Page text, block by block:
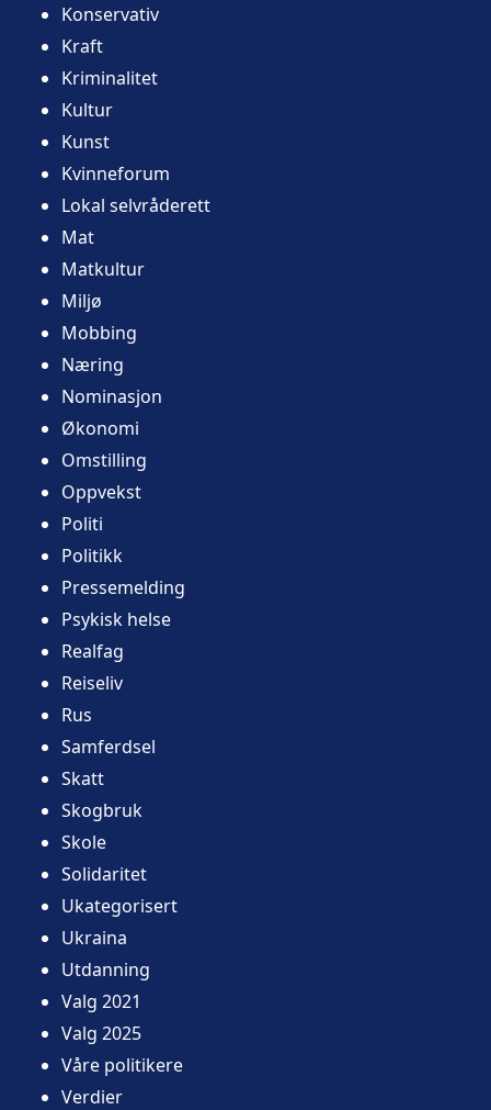
Konservativ
Kraft
Kriminalitet
Kultur
Kunst
Kvinneforum
Lokal selvråderett
Mat
Matkultur
Miljø
Mobbing
Næring
Nominasjon
Økonomi
Omstilling
Oppvekst
Politi
Politikk
Pressemelding
Psykisk helse
Realfag
Reiseliv
Rus
Samferdsel
Skatt
Skogbruk
Skole
Solidaritet
Ukategorisert
Ukraina
Utdanning
Valg 2021
Valg 2025
Våre politikere
Verdier